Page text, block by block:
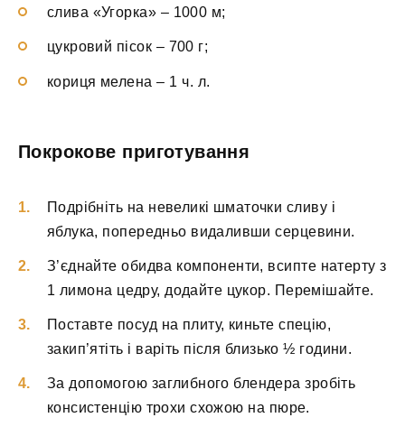
слива «Угорка» – 1000 м;
цукровий пісок – 700 г;
кориця мелена – 1 ч. л.
Покрокове приготування
Подрібніть на невеликі шматочки сливу і
яблука, попередньо видаливши серцевини.
З’єднайте обидва компоненти, всипте натерту з
1 лимона цедру, додайте цукор. Перемішайте.
Поставте посуд на плиту, киньте спецію,
закип’ятіть і варіть після близько ½ години.
За допомогою заглибного блендера зробіть
консистенцію трохи схожою на пюре.